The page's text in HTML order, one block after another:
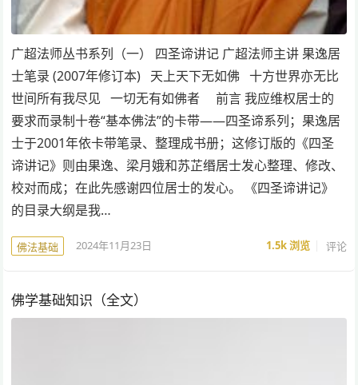
广超法师丛书系列（一） 四圣谛讲记 广超法师主讲 果逸居
士笔录 (2007年修订本) 天上天下无如佛 十方世界亦无比
世间所有我尽见 一切无有如佛者 前言 我应维权居士的
要求而录制十卷“基本佛法”的卡带——四圣谛系列；果逸居
士于2001年依卡带笔录、整理成书册；这修订版的《四圣
谛讲记》则由果逸、梁月娥和苏芷缗居士发心整理、修改、
校对而成；在此先感谢四位居士的发心。 《四圣谛讲记》
的目录大纲是我…
佛法基础 2024年11月23日 1.5k浏览 评论
佛学基础知识（全文）